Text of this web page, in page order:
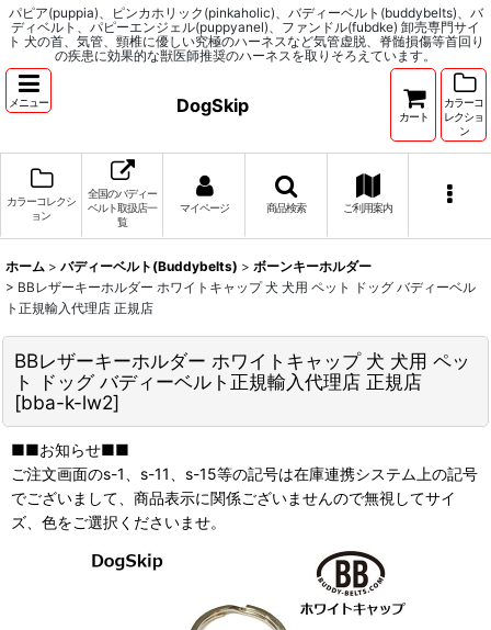
パピア(puppia)、ピンカホリック(pinkaholic)、バディーベルト(buddybelts)、バ
ディベルト、パピーエンジェル(puppyanel)、ファンドル(fubdke) 卸売専門サイ
ト 犬の首、気管、頸椎に優しい究極のハーネスなど気管虚脱、脊髄損傷等首回り
の疾患に効果的な獣医師推奨のハーネスを取りそろえています。
メニュー DogSkip
カート
カラーコ
レクショ
ン
カラーコレクシ
ョン
全国のバディー
ベルト取扱店一
覧
マイページ 商品検索 ご利用案内
ホーム > バディーベルト(Buddybelts) > ボーンキーホルダー
> BBレザーキーホルダー ホワイトキャップ 犬 犬用 ペット ドッグ バディーベル
ト正規輸入代理店 正規店
BBレザーキーホルダー ホワイトキャップ 犬 犬用 ペッ
ト ドッグ バディーベルト正規輸入代理店 正規店
[bba-k-lw2]
■■お知らせ■■
ご注文画面のs-1、s-11、s-15等の記号は在庫連携システム上の記号
でございまして、商品表示に関係ございませんので無視してサイ
ズ、色をご選択くださいませ。